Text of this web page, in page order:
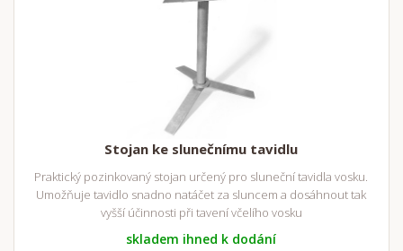
Stojan ke slunečnímu tavidlu
Praktický pozinkovaný stojan určený pro sluneční tavidla vosku.
Umožňuje tavidlo snadno natáčet za sluncem a dosáhnout tak
vyšší účinnosti při tavení včelího vosku
skladem ihned k dodání